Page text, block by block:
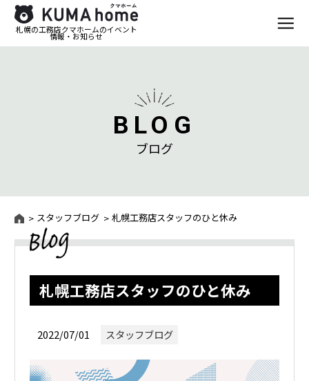
札幌の工務店クマホームのイベント
情報・お知らせ
BLOG
ブログ
スタッフブログ 札幌工務店スタッフのひと休み
札幌工務店スタッフのひと休み
2022/07/01 スタッフブログ